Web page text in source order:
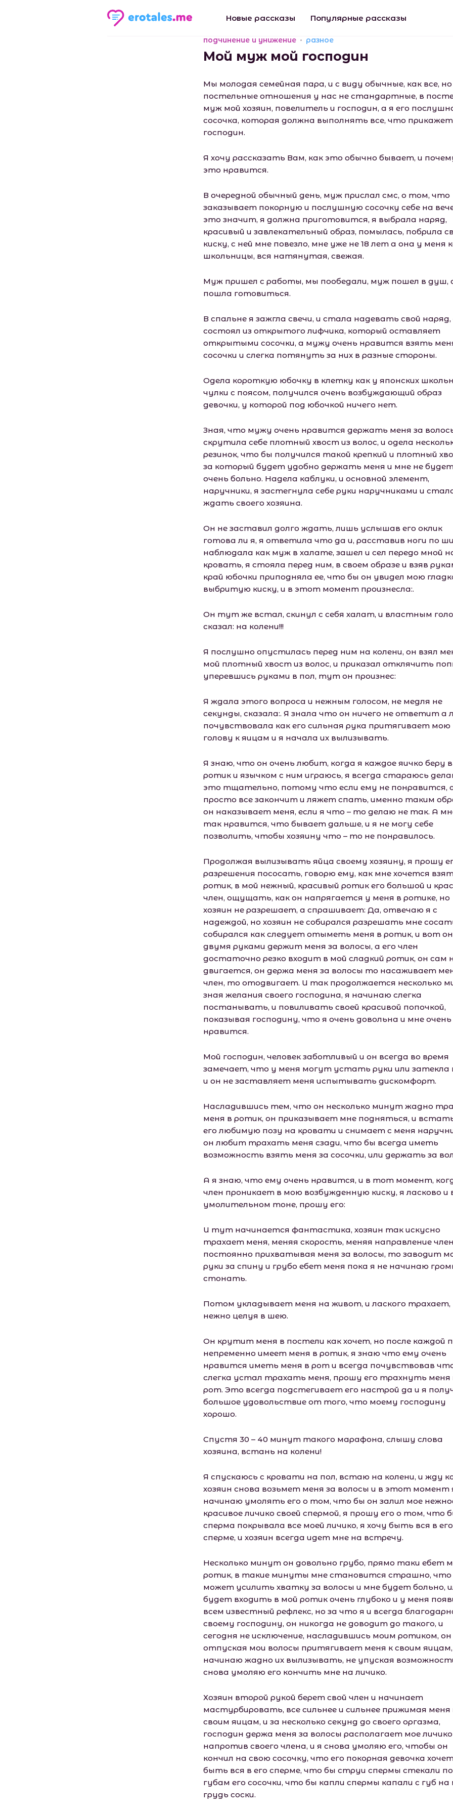
Новые рассказы Популярные рассказы
подчинение и унижение разное
Мой муж мой господин
Мы молодая семейная пара, и с виду обычные, как все, но
постельные отношения у нас не стандартные, в
муж мой хозяин, повелитель и господин, а я его
сосочка, которая должна выполнять все, что
господин.
Я хочу рассказать Вам, как это обычно бывает, и
это нравится.
В очередной обычный день, муж прислал смс, о том, что
заказывает покорную и послушную сосочку себе на
это значит, я должна приготовится, я выбрала наряд,
красивый и завлекательный образ, помылась, побрила
киску, с ней мне повезло, мне уже не 18 лет а она у меня
шкoльницы, вся натянутая, свежая.
Муж пришел с работы, мы пообедали, муж пошел в душ,
пошла готовиться.
В спальне я зажгла свечи, и стала надевать свой наряд,
состоял из открытого лифчика, который оставляет
открытыми сосочки, а мужу очень нравится взять
сосочки и слегка потянуть за них в разные стороны.
Одела короткую юбочку в клетку как у японских
чулки с поясом, получился очень возбуждающий образ
девочки, у которой под юбочкой ничего нет.
Зная, что мужу очень нравится держать меня за
скрутила себе плотный хвост из волос, и одела
резинок, что бы получился такой крепкий и плотный
за который будет удобно держать меня и мне не
очень больно. Надела каблуки, и основной элемент,
наручники, я застегнула себе руки наручниками и
ждать своего хозяина.
Он не заставил долго ждать, лишь услышав его оклик
готова ли я, я ответила что да и, расставив ноги по
наблюдала как муж в халате, зашел и сел передо мной
кровать, я стояла перед ним, в своем образе и взяв
край юбочки приподняла ее, что бы он увидел мою
выбритую киску, и в этот момент произнесла:.
Он тут же встал, скинул с себя халат, и властным
сказал: на колени!!!
Я послушно опустилась перед ним на колени, он взял
мой плотный хвост из волос, и приказал отклячить
уперевшись руками в пол, тут он произнес:
Я ждала этого вопроса и нежным голосом, не медля не
секунды, сказала:. Я знала что он ничего не ответит а
почувствовала как его сильная рука притягивает мою
голову к яицам и я начала их вылизывать.
Я знаю, что он очень любит, когда я каждое яичко беру в
ротик и язычком с ним играюсь, я всегда стараюсь
это тщательно, потому что если ему не понравится,
просто все закончит и ляжет спать, именно таким
он наказывает меня, если я что – то делаю не так. А
так нравится, что бывает дальше, и я не могу себе
позволить, чтобы хозяину что – то не понравилось.
Продолжая вылизывать яйца своему хозяину, я прошу
разрешения пососать, говорю ему, как мне хочется
ротик, в мой нежный, красивый ротик его большой и
член, ощущать, как он напрягается у меня в ротике, но
хозяин не разрешает, а спрашивает: Да, отвечаю я с
надеждой, но хозяин не собирался разрешать мне
собирался как следует отыметь меня в ротик, и вот
двумя руками держит меня за волосы, а его член
достаточно резко входит в мой сладкий ротик, он сам
двигается, он держа меня за волосы то насаживает
член, то отодвигает. И так продолжается несколько
зная желания своего господина, я начинаю слегка
постанывать, и повиливать своей красивой попочкой,
показывая господину, что я очень довольна и мне очень
нравится.
Мой господин, человек заботливый и он всегда во время
замечает, что у меня могут устать руки или затекла
и он не заставляет меня испытывать дискомфорт.
Насладившись тем, что он несколько минут жадно
меня в ротик, он приказывает мне подняться, и
его любимую позу на кровати и снимает с меня
он любит трахать меня сзади, что бы всегда иметь
возможность взять меня за сосочки, или держать за
А я знаю, что ему очень нравится, и в тот момент,
член проникает в мою возбужденную киску, я ласково и
умолительном тоне, прошу его:
И тут начинается фантастика, хозяин так искусно
трахает меня, меняя скорость, меняя направление
постоянно прихватывая меня за волосы, то заводит
руки за спину и грубо ебет меня пока я не начинаю
стонать.
Потом укладывает меня на живот, и лаского трахает,
нежно целуя в шею.
Он крутит меня в постели как хочет, но после каждой
непременно имеет меня в ротик, я знаю что ему очень
нравится иметь меня в рот и всегда почувствовав
слегка устал трахать меня, прошу его трахнуть меня
рот. Это всегда подстегивает его настрой да и я
большое удовольствие от того, что моему господину
хорошо.
Спустя 30 – 40 минут такого марафона, слышу слова
хозяина, встань на колени!
Я спускаюсь с кровати на пол, встаю на колени, и жду
хозяин снова возьмет меня за волосы и в этот момент
начинаю умолять его о том, что бы он залил мое
красивое личико своей спермой, я прошу его о том, что
сперма покрывала все моей личико, я хочу быть вся в его
сперме, и хозяин всегда идет мне на встречу.
Несколько минут он довольно грубо, прямо таки ебет
ротик, в такие минуты мне становится страшно, что
может усилить хватку за волосы и мне будет больно,
будет входить в мой ротик очень глубоко и у меня
всем известный рефлекс, но за что я и всегда
своему господину, он никогда не доводит до такого, и
сегодня не исключение, насладившись моим ротиком, он
отпуская мои волосы притягивает меня к своим яицам,
начинаю жадно их вылизывать, не упуская
снова умоляю его кончить мне на личико.
Хозяин второй рукой берет свой член и начинает
мастурбировать, все сильнее и сильнее прижимая меня
своим яицам, и за несколько секунд до своего оргазма,
господин держа меня за волосы располагает мое личико
напротив своего члена, и я снова умоляю его, чтобы он
кончил на свою сосочку, что его покорная девочка
быть вся в его сперме, что бы струи спермы стекали по
губам его сосочки, что бы капли спермы капали с губ
грудь соски.